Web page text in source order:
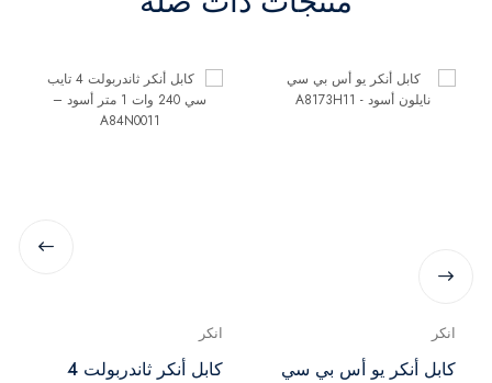
انكر
كابل أنكر يو أس بي سي
انكر
كابل أنكر ثاندربولت 4